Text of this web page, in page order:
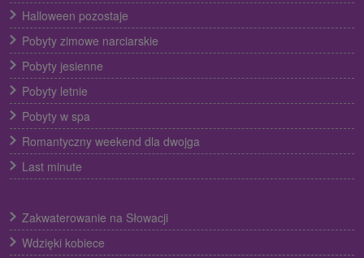
Halloween pozostaje
Pobyty zimowe narciarskie
Pobyty jesienne
Pobyty letnie
Pobyty w spa
Romantyczny weekend dla dwojga
Last minute
Zakwaterowanie na Słowacji
Wdzięki kobiece